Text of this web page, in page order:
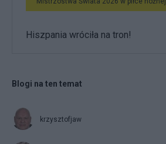
Hiszpania wróciła na tron!
Blogi na ten temat
krzysztofjaw